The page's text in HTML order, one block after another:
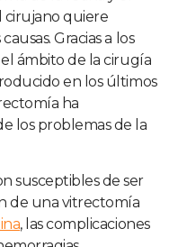
cirujano quiere
Gracias a los
ámbito de la cirugía
en los últimos
ha
los problemas de la
susceptibles de ser
de una vitrectomía
, las complicaciones